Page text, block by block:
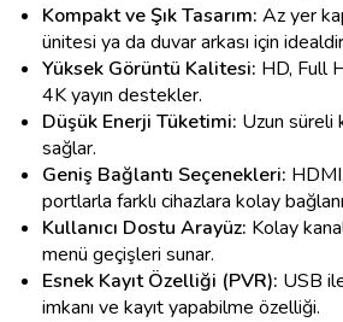
Kompakt ve Şık Tasarım: Az yer
ünitesi ya da duvar arkası için
Yüksek Görüntü Kalitesi: HD, Full
4K yayın destekler.
Düşük Enerji Tüketimi: Uzun süreli
sağlar.
Geniş Bağlantı Seçenekleri:
portlarla farklı cihazlara kolay
Kullanıcı Dostu Arayüz: Kolay
menü geçişleri sunar.
Esnek Kayıt Özelliği (PVR): USB
imkanı ve kayıt yapabilme özelliği.